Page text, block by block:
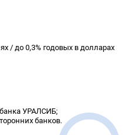
/ до 0,3% годовых в долларах
УРАЛСИБ;
банков.